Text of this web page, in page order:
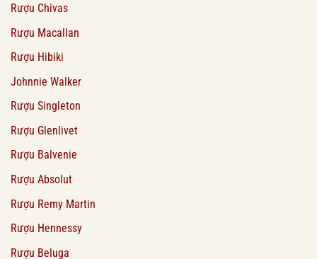
Rượu Chivas
Rượu Macallan
Rượu Hibiki
Johnnie Walker
Rượu Singleton
Rượu Glenlivet
Rượu Balvenie
Rượu Absolut
Rượu Remy Martin
Rượu Hennessy
Rượu Beluga